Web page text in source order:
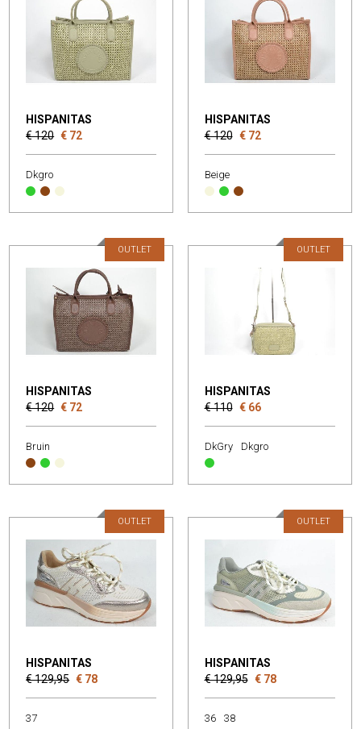
HISPANITAS
€ 120 € 72
Dkgro
HISPANITAS
€ 120 € 72
Beige
HISPANITAS
€ 120 € 72
OUTLET
Bruin
HISPANITAS
€ 110 € 66
OUTLET
DkGry Dkgro
HISPANITAS
€ 129,95 € 78
OUTLET
37
HISPANITAS
€ 129,95 € 78
OUTLET
36 38